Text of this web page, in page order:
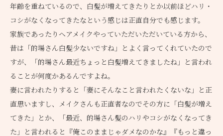
年齢を重ねているので、白髪が増えてきたりとか以前ほどハリ・
コシがなくなってきたなという感じは正直自分でも感じます。
家族であったりヘアメイクやっていただいただいている方から、
昔は「的場さん白髪少ないですね」とよく言ってくれていたので
すが、「的場さん最近ちょっと白髪増えてきましたね」と言われ
ることが何度かあるんですよね。
妻に言われたりすると「妻にそんなこと言われたくないな」と正
直思いますし、メイクさんも正直者なのでその方に「白髪が増え
てきた」とか、「最近、的場さん髪のハリやコシがなくなってき
た」と言われると『俺このままじゃダメなのかな』『もっと違っ